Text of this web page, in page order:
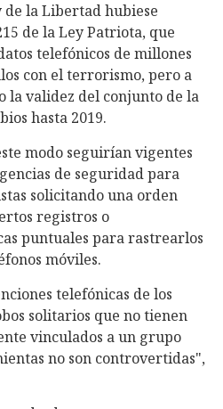
de la Libertad hubiese
de la Ley Patriota, que
telefónicos de millones
con el terrorismo, pero a
la validez del conjunto de la
hasta 2019.
modo seguirían vigentes
de seguridad para
solicitando una orden
registros o
puntuales para rastrearlos
móviles.
telefónicas de los
solitarios que no tienen
vinculados a un grupo
no son controvertidas",